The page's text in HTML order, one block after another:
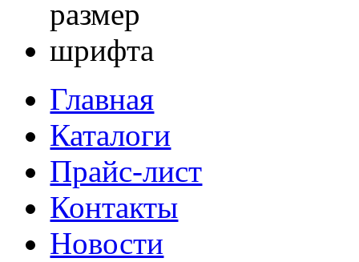
Главная
Каталоги
Прайс-лист
Контакты
Новости